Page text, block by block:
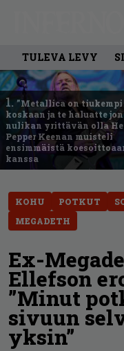
TULEVA LEVY
1. ”Metallica on
koskaan ja te haluatte
nulikan yrittävän olla
Pepper Keenan muisteli
ensimmäistä
kanssa
KOHU POTKUT
MEGADETH
Ex-
Ellefson
”Minut
sivuun
yksin”